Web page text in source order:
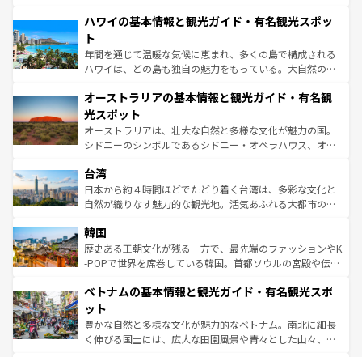
着のスイス情報はコンテンツ一覧を参照してほしい。
のような巨大都市は、観光、ショッピング、エンターテイ
ンメントが詰まった刺激的なスポットだ。一方、アメリカ
西部には大自然が広がり、グランドキャニオンやイエロー
ストーン国立公園といった絶景が堪能できる。さらに、南
文化が魅力。旅行者はアメリカの各地域で異なる魅力を楽
しみながら、その多様性と豊かな歴史を感じることができ
るだろう。車でのロードトリップや列車の旅も、アメリカ
ならではの贅沢な旅のスタイルだ。 なお、新着のアメリカ
情報は コンテンツ一覧 を参照してほしい。
ハワイの基本情報と観光ガイド・有名観光スポッ
ト
年間を通じて温暖な気候に恵まれ、多くの島で構成される
ハワイは、どの島も独自の魅力をもっている。大自然の神
ワイ島は見逃せない。また、定番の観光地といえばオアフ
島だが、静かな自然を求めるならマウイ島やカウアイ島が
おすすめ。エメラルドグリーンに輝く海をはじめ、豊かな
文化や歴史が息づいている。「アロハスピリット」と呼ば
人々、おいしいローカルフードやハワイアンミュージッ
ク、伝統的なフラダンスなど、すべてがハワイの魅力を彩
っている。訪れるたびに新しい発見と感動が待っているハ
はコンテンツ一覧
オーストラリアの基本情報と観光ガイド・有名観
光スポット
オーストラリアは、壮大な自然と多様な文化が魅力の国。
シドニーのシンボルであるシドニー・オペラハウス、オー
リアリーフや大陸中央部にそびえるウルル（エアーズロッ
ク）、タスマニアの美しい原生林やケアンズの熱帯雨林な
ど、見どころがたくさん。また、カフェやワイン、オージ
いる。アクティビティも充実しており、サーフィンやダイ
ビング、ハイキングなど、アウトドア好きにはたまらな
い。オーストラリアの多彩な魅力を存分に味わいつくそ
参照してほしい。
台湾
日本から約４時間ほどでたどり着く台湾は、多彩な文化と
自然が織りなす魅力的な観光地。活気あふれる大都市の台
ン）、静ひつな山岳地帯である台湾東部など、都市の喧騒
と山間の静けさが共存しており、訪れる人に新しい発見と
驚きをもたらしてくれる。また、奥深い台湾の食文化も魅
容にもいいと評判のスイーツなど、バラエティ豊かな料理
照してほしい。
韓国
歴史ある王朝文化が残る一方で、最先端のファッションやK
-POPで世界を席巻している韓国。首都ソウルの宮殿や伝統
き、地方に足を延ばせば四季折々の自然美を楽しむことが
できる。そして、キムチや焼肉、絶品のストリートフード
まで、さまざまな韓国料理が待っている。夜には、韓国な
らではのナイトライフも堪能できる。あたたかいホスピタ
ベトナムの基本情報と観光ガイド・有名観光スポ
ット
豊かな自然と多様な文化が魅力的なベトナム。南北に細長
く伸びる国土には、広大な田園風景や青々とした山々、世